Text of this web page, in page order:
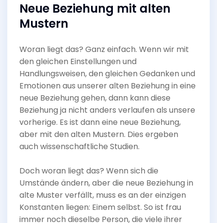
Neue Beziehung mit alten
Mustern
Woran liegt das? Ganz einfach. Wenn wir mit
den gleichen Einstellungen und
Handlungsweisen, den gleichen Gedanken und
Emotionen aus unserer alten Beziehung in eine
neue Beziehung gehen, dann kann diese
Beziehung ja nicht anders verlaufen als unsere
vorherige. Es ist dann eine neue Beziehung,
aber mit den alten Mustern. Dies ergeben
auch wissenschaftliche Studien.
Doch woran liegt das? Wenn sich die
Umstände ändern, aber die neue Beziehung in
alte Muster verfällt, muss es an der einzigen
Konstanten liegen: Einem selbst. So ist frau
immer noch dieselbe Person, die viele ihrer